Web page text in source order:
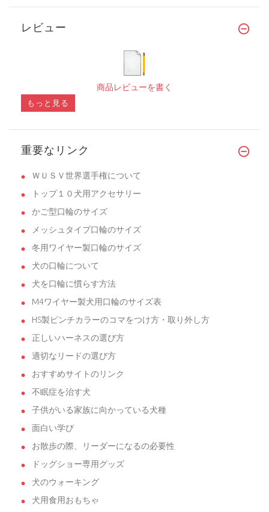
レビュー
商品レビューを書く
もっと見る
重要なリンク
ＷＵＳＶ世界選手権について
トップ１０犬用アクセサリー
かご型口輪のサイズ
メッシュタイプ口輪のサイズ
冬用ワイヤー製口輪のサイズ
犬の口輪について
犬を口輪に慣らす方法
M4ワイヤー製犬用口輪のサイズ表
HS製ピンチカラーのコマをつけ方・取り外し方
正しいハーネスの選び方
適切なリードの選び方
おすすめサイトのリンク
不眠症を治す犬
子供がいる家族に向かっている犬種
面白い学び
お散歩の際、リーダーになるの必要性
ドッグショー専用グッズ
犬のウォーキング
犬用食用おもちゃ